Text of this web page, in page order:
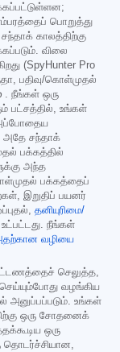
பொறுத்து
சந்தாக் காலத்திற்கு
விலை
(SpyHunter Pro
பதிவு/கொள்முதல்
. நீங்கள் ஒரு
பட்சத்தில், உங்கள்
அதே சந்தாக்
பக்கத்தில்
அந்த
பக்கத்தைப்
இறுதிப் பயனர்
தனியுரிமை/
உட்பட்டது. நீங்கள்
வழியை
செலுத்த,
வழங்கிய
அனுப்பப்படும். உங்கள்
ஒரு சோதனைக்
ஒரு
தொடர்ச்சியான,